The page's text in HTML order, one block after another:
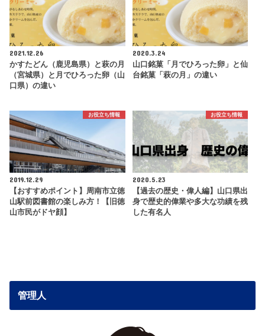
2021.12.26
かすたどん（鹿児島県）と萩の月
（宮城県）と月でひろった卵（山
口県）の違い
2020.3.24
山口銘菓「月でひろった卵」と仙
台銘菓「萩の月」の違い
お役立ち情報
2019.12.29
【おすすめポイント】周南市立徳
山駅前図書館の楽しみ方！【旧徳
山市民がドヤ顔】
お役立ち情報
2020.5.23
【過去の歴史・偉人編】山口県出
身で歴史的偉業や多大な功績を残
した有名人
管理人